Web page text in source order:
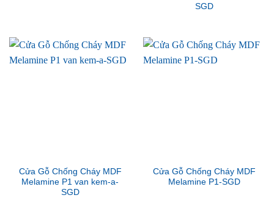
SGD
Cửa Gỗ Chống Cháy MDF
Melamine P1 van kem-a-
SGD
Cửa Gỗ Chống Cháy MDF
Melamine P1-SGD